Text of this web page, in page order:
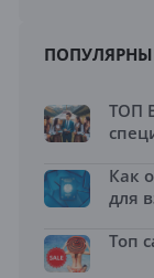
ТОП
Как
для
Топ